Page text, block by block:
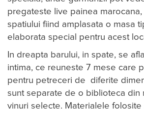
pregateste live painea marocana,
spatiului fiind amplasata o masa
elaborata special pentru acest
In dreapta barului, in spate, se
intima, ce reuneste 7 mese care
pentru petreceri de diferite
sunt separate de o biblioteca din
vinuri selecte. Materialele folosite